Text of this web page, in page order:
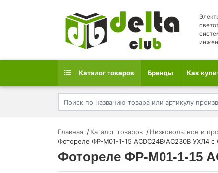
Каталог товаров Бренды Как
Главная Каталог товаров Низковольтное и
Фотореле ФР-М01-1-15 ACDC24В/AC230В УХЛ4
Фотореле ФР-М01-1-15